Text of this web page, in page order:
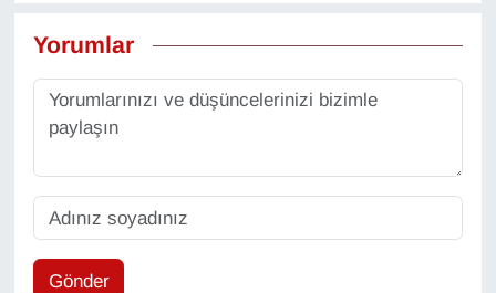
Yorumlar
Gönder